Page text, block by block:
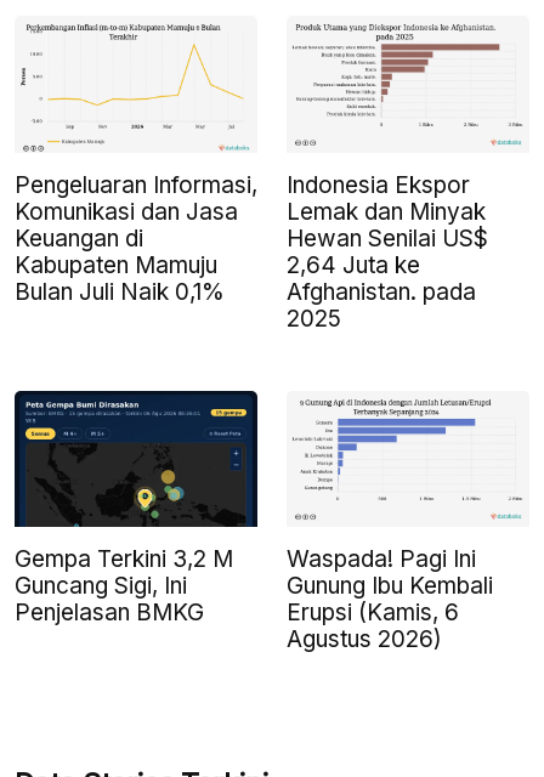
Pengeluaran Informasi,
Komunikasi dan Jasa
Keuangan di
Kabupaten Mamuju
Bulan Juli Naik 0,1%
Indonesia Ekspor
Lemak dan Minyak
Hewan Senilai US$
2,64 Juta ke
Afghanistan. pada
2025
Gempa Terkini 3,2 M
Guncang Sigi, Ini
Penjelasan BMKG
Waspada! Pagi Ini
Gunung Ibu Kembali
Erupsi (Kamis, 6
Agustus 2026)